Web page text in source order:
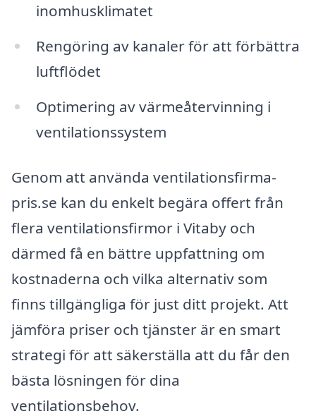
inomhusklimatet
Rengöring av kanaler för att förbättra
luftflödet
Optimering av värmeåtervinning i
ventilationssystem
Genom att använda ventilationsfirma-
pris.se kan du enkelt begära offert från
flera ventilationsfirmor i Vitaby och
därmed få en bättre uppfattning om
kostnaderna och vilka alternativ som
finns tillgängliga för just ditt projekt. Att
jämföra priser och tjänster är en smart
strategi för att säkerställa att du får den
bästa lösningen för dina
ventilationsbehov.